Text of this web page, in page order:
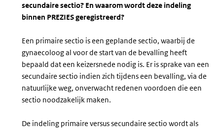
secundaire sectio? En waarom wordt deze indeling
binnen PREZIES geregistreerd?
Een primaire sectio is een geplande sectio, waarbij de
gynaecoloog al voor de start van de bevalling heeft
bepaald dat een keizersnede nodig is. Er is sprake van een
secundaire sectio indien zich tijdens een bevalling, via de
natuurlijke weg, onverwacht redenen voordoen die een
sectio noodzakelijk maken.
De indeling primaire versus secundaire sectio wordt als